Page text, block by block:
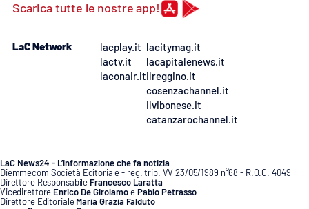
Scarica tutte le nostre app!
LaC Network
lacplay.it
lactv.it
laconair.it
lacitymag.it
lacapitalenews.it
ilreggino.it
cosenzachannel.it
ilvibonese.it
catanzarochannel.it
LaC News24 - L’informazione che fa notizia
Diemmecom Società Editoriale - reg. trib. VV 23/05/1989 n°68 - R.O.C. 4049
Direttore Responsabile Francesco Laratta
Vicedirettore Enrico De GirolamoePablo Petrasso
Direttore Editoriale Maria Grazia Falduto